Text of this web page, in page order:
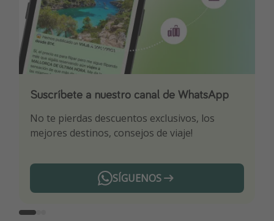
Suscríbete a nuestro canal de WhatsApp
No te pierdas descuentos exclusivos, los
mejores destinos, consejos de viaje!
SÍGUENOS
Descarga nuestra app
Sé el primero en reservar nuestros chollazos
¡Suscríbete a nuestro canal de Telegram!
¡Recibe las mejores ofertas seleccionadas para
ti por nuestros expertos en viajes
Telegram